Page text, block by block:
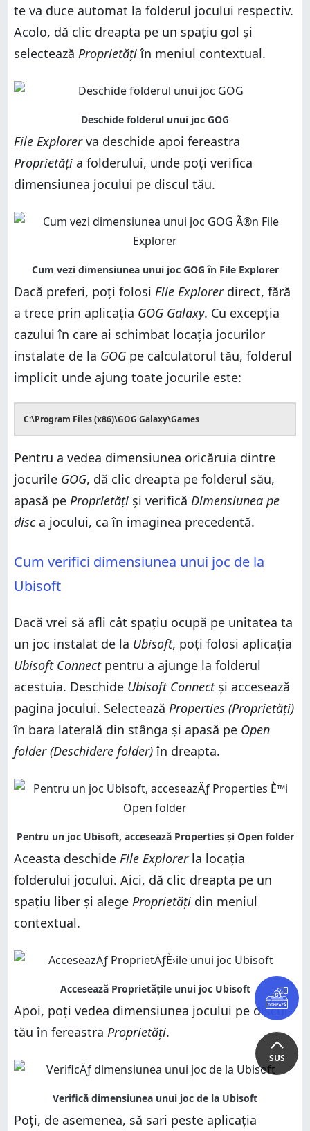
SUS
te va duce automat la folderul jocului respectiv.
Acolo, dă clic dreapta pe un spațiu gol și
selectează Proprietățiîn meniul contextual.
File Explorerva deschide apoi fereastra
Proprietăți a folderului, unde poți verifica
dimensiunea jocului pe discul tău.
Dacă preferi, poți folosi File Explorerdirect, fără
a trece prin aplicația GOG Galaxy. Cu excepția
cazului în care ai schimbat locația jocurilor
instalate de la GOG pe calculatorul tău, folderul
implicit unde ajung toate jocurile este:
C:\Program Files (x86)\GOG Galaxy\Games
Pentru a vedea dimensiunea oricăruia dintre
jocurile GOG, dă clic dreapta pe folderul său,
apasă pe Proprietăți și verifică Dimensiunea pe
disca jocului, ca în imaginea precedentă.
Cum verifici dimensiunea unui joc de la
Ubisoft
Dacă vrei să afli cât spațiu ocupă pe unitatea ta
un joc instalat de la Ubisoft, poți folosi aplicația
Ubisoft Connectpentru a ajunge la folderul
acestuia. Deschide Ubisoft Connect și accesează
pagina jocului. Selectează Properties (Proprietăți)
în bara laterală din stânga și apasă pe Open
folder (Deschidere folder)în dreapta.
Aceasta deschide File Explorer la locația
folderului jocului. Aici, dă clic dreapta pe un
spațiu liber și alege Proprietăți din meniul
contextual.
Apoi, poți vedea dimensiunea jocului pe discul
tău în fereastra Proprietăți.
Poți, de asemenea, să sari peste aplicația